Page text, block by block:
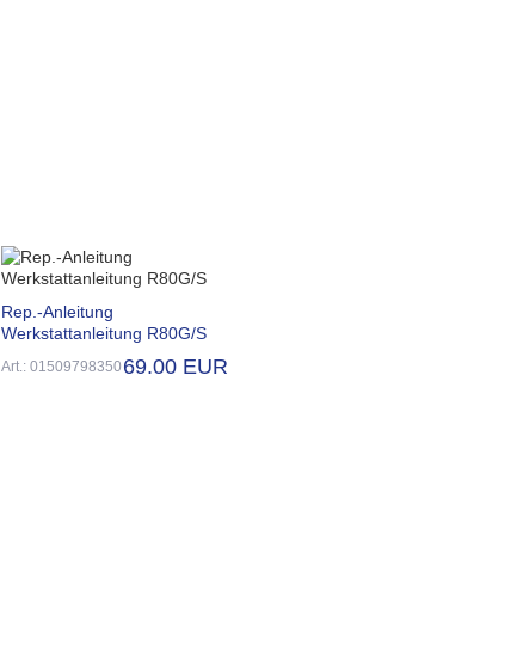
Rep.-Anleitung
Werkstattanleitung R80G/S
Art.: 01509798350 69.00 EUR